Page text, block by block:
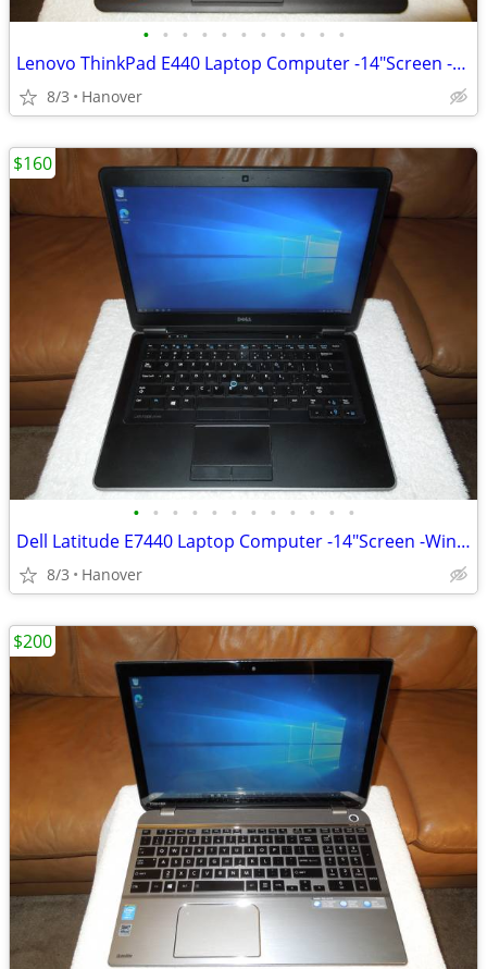
• • • • • • • • • • •
Lenovo ThinkPad E440 Laptop Computer -14"Screen -Windows 11 -500GB HDD
8/3 Hanover
• • • • • • • • • • • •
Dell Latitude E7440 Laptop Computer -14"Screen -Windows 10 Pro
8/3 Hanover
$160
$200